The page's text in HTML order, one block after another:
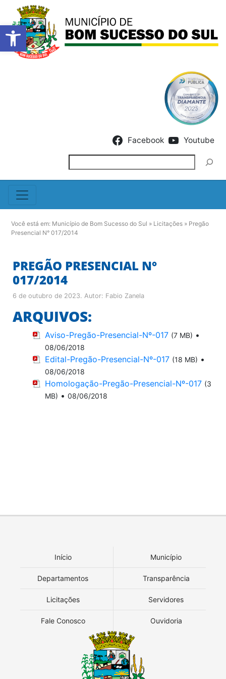
Barra de Ferramentas
Facebook Youtube
Você está em: Município de Bom Sucesso do Sul » Licitações » Pregão
Presencial N° 017/2014
PREGÃO PRESENCIAL N°
017/2014
6 de outubro de 2023. Autor: Fabio Zanela
ARQUIVOS:
Aviso-Pregão-Presencial-Nº-017 (7 MB) •
08/06/2018
Edital-Pregão-Presencial-Nº-017 (18 MB) •
08/06/2018
Homologação-Pregão-Presencial-Nº-017 (3
MB) • 08/06/2018
Início Município
Departamentos Transparência
Licitações Servidores
Fale Conosco Ouvidoria